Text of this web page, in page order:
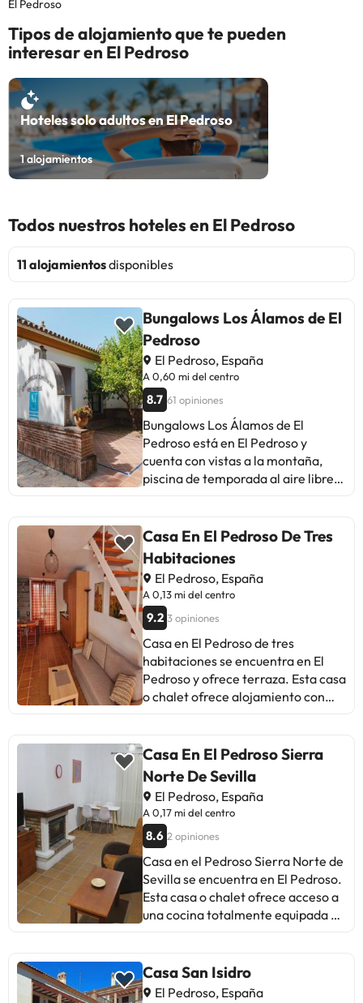
El Pedroso
Tipos de alojamiento que te pueden
interesar en El Pedroso
Hoteles solo adultos en El Pedroso
1alojamientos
Todos nuestros hoteles en El Pedroso
11 alojamientosdisponibles
Bungalows Los Álamos de El
Pedroso
El Pedroso, España
A 0,60 mi del centro
8.7 61 opiniones
Bungalows Los Álamos de El
Pedroso está en El Pedroso y
cuenta con vistas a la montaña,
piscina de temporada al aire libre,
con balcón, cocina con nevera y
microondas, y baño privado con
bidet. Todas las unidades tienen
aire acondicionado e incluyen zona
de estar y/o de comedor. El
aeropuerto (Aeropuerto de Sevilla)
está a 64 km.En este alojamiento
no se pueden celebrar despedidas
de soltero o soltera ni fiestas
similares. Gestionado por un
Casa En El Pedroso De Tres
Habitaciones
El Pedroso, España
A 0,13 mi del centro
9.2 3 opiniones
Casa en El Pedroso de tres
habitaciones se encuentra en El
Pedroso y ofrece terraza. Esta casa
o chalet ofrece alojamiento con
dormitorios independientes, una
sala de estar, una zona de cocina
totalmente equipada y 2 baños. Se
ofrece TV de pantalla plana. El
aeropuerto (Aeropuerto de Sevilla)
está a 65 km.En este alojamiento
no se pueden celebrar despedidas
de soltero o soltera ni fiestas
similares. Gestionado por un
particular
Casa En El Pedroso Sierra
Norte De Sevilla
El Pedroso, España
A 0,17 mi del centro
8.6 2 opiniones
Casa en el Pedroso Sierra Norte de
Sevilla se encuentra en El Pedroso.
Esta casa o chalet ofrece acceso a
una cocina totalmente equipada y
dormitorios y 2 baños con bidet y
bañera o ducha. Hay toallas y ropa
Casa San Isidro
El Pedroso, España